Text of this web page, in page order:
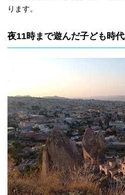
ります。
夜11時まで遊んだ子ども時代